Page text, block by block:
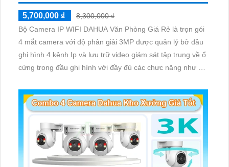
5,700,000 ₫
8,300,000 ₫
Bộ Camera IP WIFI DAHUA Văn Phòng Giá Rẻ là trọn gói
4 mắt camera với độ phân giải 3MP được quản lý bở đầu
ghi hình 4 kênh Ip và lưu trữ video giám sát tập trung về ổ
cứng trong đầu ghi hình với đầy đủ các chưc năng như AI
giám sát có màu vào ban đêm